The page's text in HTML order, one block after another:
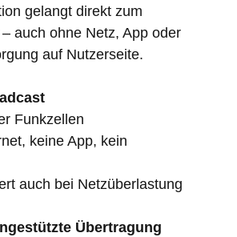
gelangt direkt zum
auch ohne Netz, App oder
auf Nutzerseite.
Funkzellen
keine App, kein
auch bei Netzüberlastung
Übertragung